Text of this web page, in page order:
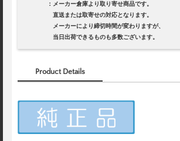
：メーカー倉庫より取り寄せ商品です。
直送または取寄せの対応となります。
メーカーにより締切時間が変わりますが、
当日出荷できるものも多数ございます。
Product Details